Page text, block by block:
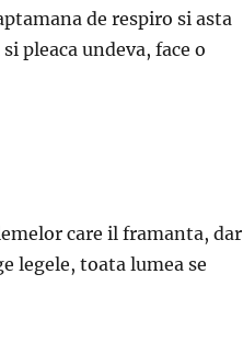
de respiro si asta
pleaca undeva, face o
care il framanta, dar
legele, toata lumea se